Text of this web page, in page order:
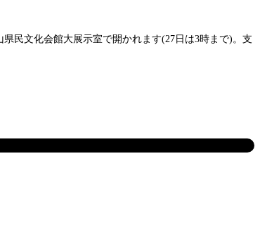
民文化会館大展示室で開かれます(27日は3時まで)。支